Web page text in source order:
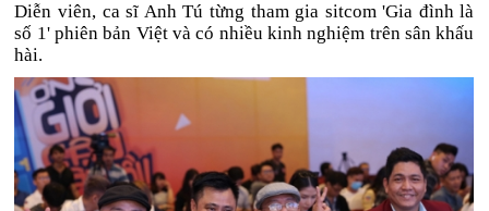
Diễn viên, ca sĩ Anh Tú từng tham gia sitcom 'Gia đình là
số 1' phiên bản Việt và có nhiều kinh nghiệm trên sân khấu
hài.